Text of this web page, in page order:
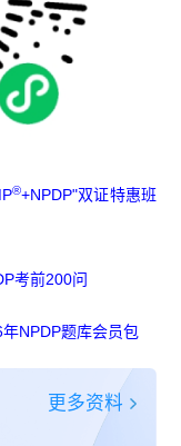
®+NPDP"双证特惠班
考前200问
NPDP题库会员包
更多资料